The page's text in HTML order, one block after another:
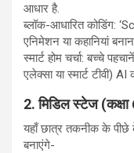
आधार है.
ब्लॉक-आधारित कोडिंग:
एनिमेशन या कहानियां
स्मार्ट होम चर्चा: बच्चे
एलेक्सा या स्मार्ट टीवी)
2. मिडिल स्टेज
यहाँ छात्र तकनीक के पीछे
बनाएंगे-